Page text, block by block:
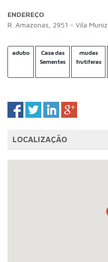
ENDEREÇO
R. Amazonas, 2951 - Vila
adubo
Casa das
Sementes
mudas
frutíferas
LOCALIZAÇÃO